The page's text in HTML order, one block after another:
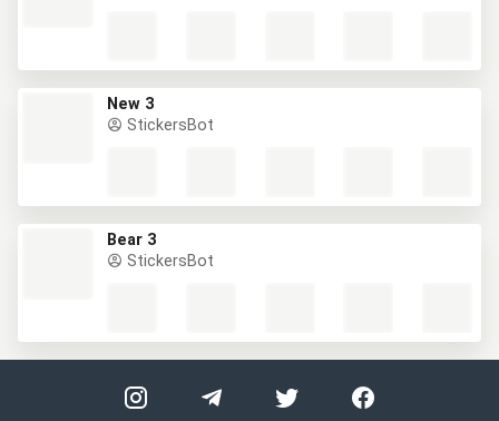
New 3
StickersBot
Bear 3
StickersBot